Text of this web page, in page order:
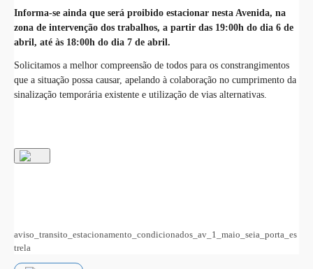
Informa-se ainda que será proibido estacionar nesta Avenida, na
zona de intervenção dos trabalhos, a partir das 19:00h do dia 6 de
abril, até às 18:00h do dia 7 de abril.
Solicitamos a melhor compreensão de todos para os constrangimentos
que a situação possa causar, apelando à colaboração no cumprimento da
sinalização temporária existente e utilização de vias alternativas.
aviso_transito_estacionamento_condicionados_av_1_maio_seia_porta_es
trela